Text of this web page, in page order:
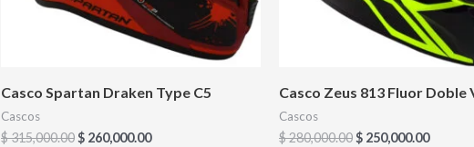
Casco Spartan Draken Type C5
Cascos
$315,000.00$ 260,000.00
se
pueden
elegir
Casco Zeus 813 Fluor Doble
Cascos
$280,000.00$ 250,000.00